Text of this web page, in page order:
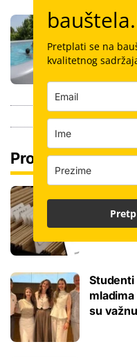
Stigla
kupanca
Pročitaj još
su
Studenti
su
Pretplati se na
kvalitetnog